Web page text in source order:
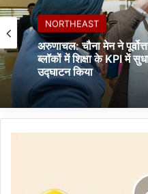
NORTHEAST
अरुणाचल: चौना मेन ने
ब्लॉकों में शिक्षा के KPI में
उद्घाटन किया